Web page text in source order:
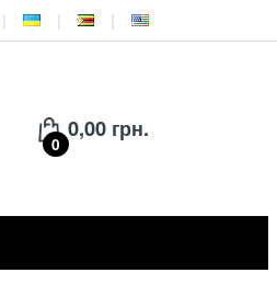
0
0,00 грн.